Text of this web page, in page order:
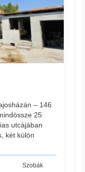
– 146
25
utcájában
két külön
Szobák